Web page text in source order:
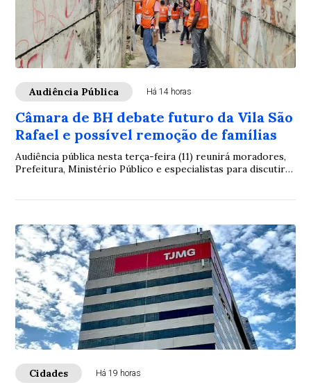
Audiência Pública Há 14 horas
Câmara de BH debate futuro da Vila São
Rafael e possível remoção de famílias
Audiência pública nesta terça-feira (11) reunirá moradores,
Prefeitura, Ministério Público e especialistas para discutir
Cidades Há 19 horas